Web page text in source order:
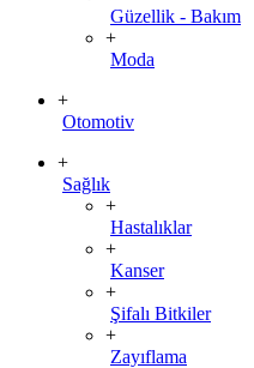
Güzellik - Bakım
+
Moda
+
Otomotiv
+
Sağlık
+
Hastalıklar
+
Kanser
+
Şifalı Bitkiler
+
Zayıflama